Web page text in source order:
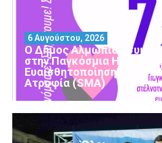
Ο Δήμος Αλμωπίας
στην Παγκόσμια Ημέρα
Ευαισθητοποίησης για
Ατροφία (SMA)
6 Αυγούστου, 2026